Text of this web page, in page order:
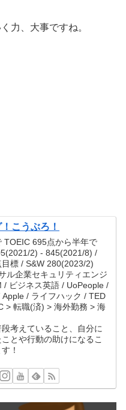
力、大事ですね。
こうぶろ！
TOEIC 695点から半年で
2) - 845(2021/8) /
標 / S&W 280(2023/2)
ル企業セキュリティエンジ
/ ビジネス英語 / UoPeople /
/ ライフハック / TED
> 転職(済) > 海外勤務 > 海
考えていること、自分に
とや行動の助けになるこ
！